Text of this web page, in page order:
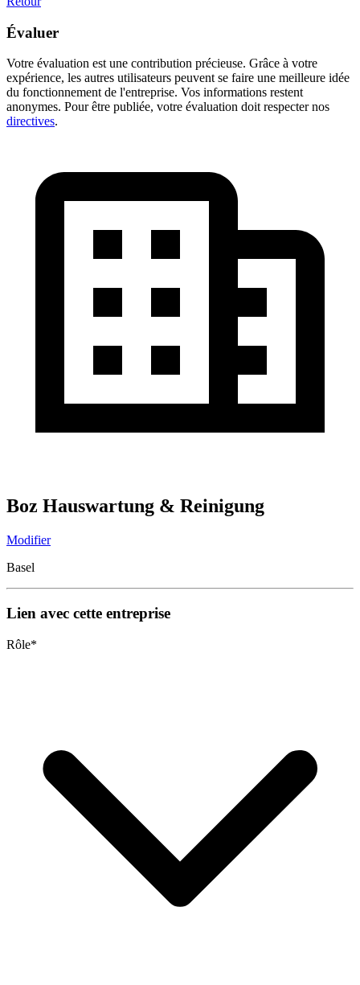
Évaluer
Votre évaluation est une contribution précieuse. Grâce à votre
expérience, les autres utilisateurs peuvent se faire une meilleure idée
du fonctionnement de l'entreprise. Vos informations restent
anonymes. Pour être publiée, votre évaluation doit respecter nos
directives.
Boz Hauswartung & Reinigung
Modifier
Basel
Lien avec cette entreprise
Rôle*